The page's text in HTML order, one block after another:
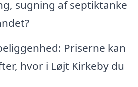
sugning af septiktanke
Priserne kan
hvor i Løjt Kirkeby du